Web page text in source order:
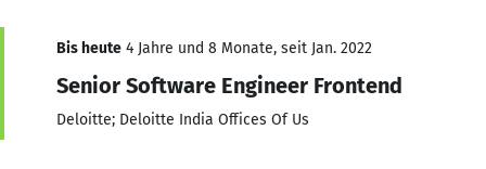
Bis heute 4 Jahre und 8 Monate, seit Jan. 2022
Senior Software Engineer Frontend
Deloitte; Deloitte India Offices Of Us